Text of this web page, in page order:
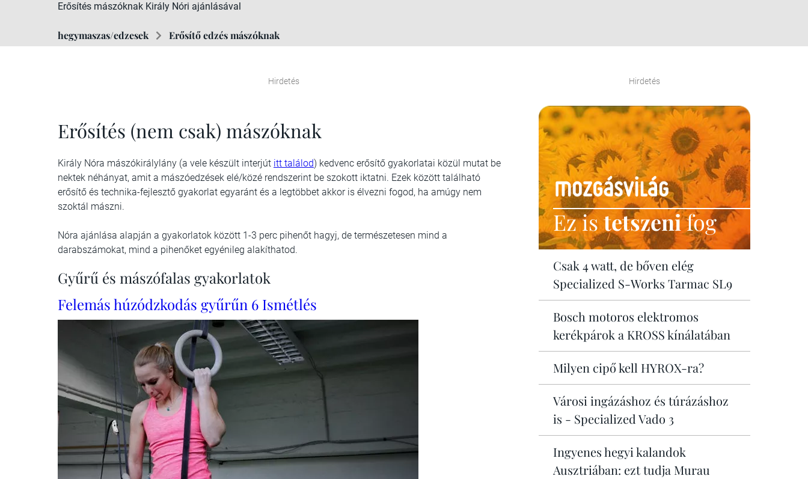
Erősítés mászóknak Király Nóri ajánlásával
hegymaszas/edzesek Erősítő edzés mászóknak
Hirdetés
Erősítés (nem csak) mászóknak
Király Nóra mászókirálylány (a vele készült interjút itt találod) kedvenc erősítő gyakorlatai közül mutat be
nektek néhányat, amit a mászóedzések elé/közé rendszerint be szokott iktatni. Ezek között található
erősítő és technika-fejlesztő gyakorlat egyaránt és a legtöbbet akkor is élvezni fogod, ha amúgy nem
szoktál mászni.
Nóra ajánlása alapján a gyakorlatok között 1-3 perc pihenőt hagyj, de természetesen mind a
darabszámokat, mind a pihenőket egyénileg alakíthatod.
Gyűrű és mászófalas gyakorlatok
Felemás húzódzkodás gyűrűn 6 Ismétlés
Hirdetés
Ez istetszenifog
Csak 4 watt, de bőven elég
Specialized S-Works Tarmac SL9
Bosch motoros elektromos
kerékpárok a KROSS kínálatában
Milyen cipő kell HYROX-ra?
Városi ingázáshoz és túrázáshoz
is - Specialized Vado 3
Ingyenes hegyi kalandok
Ausztriában: ezt tudja Murau